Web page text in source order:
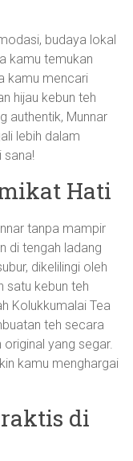
budaya lokal
kamu temukan
kamu mencari
hijau kebun teh
authentik, Munnar
lebih dalam
sana!
Hati
tanpa mampir
di tengah ladang
dikelilingi oleh
satu kebun teh
Kolukkumalai Tea
teh secara
yang segar.
kamu menghargai
di